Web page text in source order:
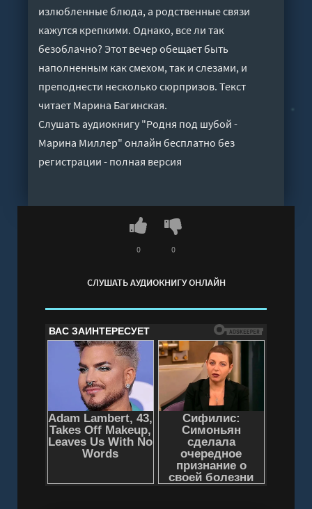
излюбленные блюда, а родственные связи
кажутся крепкими. Однако, все ли так
безоблачно? Этот вечер обещает быть
наполненным как смехом, так и слезами, и
преподнести несколько сюрпризов. Текст
читает Марина Багинская.
Слушать аудиокнигу "Родня под шубой -
Марина Миллер" онлайн бесплатно без
регистрации - полная версия
СЛУШАТЬ АУДИОКНИГУ ОНЛАЙН
0 0